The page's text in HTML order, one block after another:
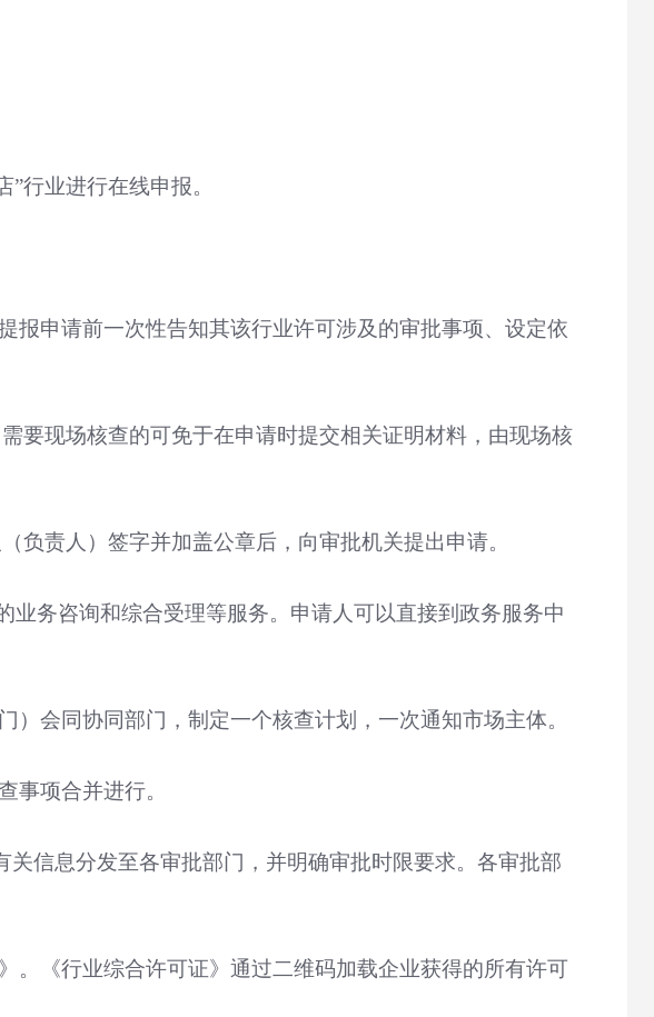
”行业进行在线申报。
报申请前一次性告知其该行业许可涉及的审批事项、设定依
需要现场核查的可免于在申请时提交相关证明材料，由现场核
负责人）签字并加盖公章后，向审批机关提出申请。
务咨询和综合受理等服务。申请人可以直接到政务服务中
会同协同部门，制定一个核查计划，一次通知市场主体。
事项合并进行。
关信息分发至各审批部门，并明确审批时限要求。各审批部
。《行业综合许可证》通过二维码加载企业获得的所有许可